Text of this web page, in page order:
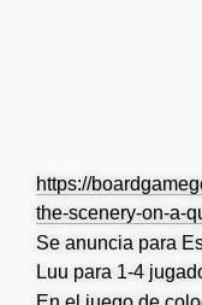
https://
the-scenery-on-a-
Se anuncia para
Luu para 1-4